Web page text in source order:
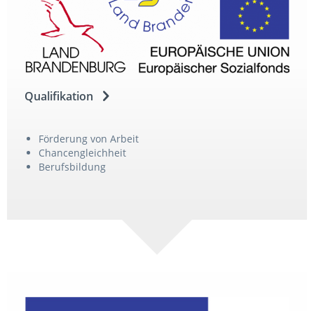
Qualifikation
Förderung von Arbeit
Chancengleichheit
Berufsbildung